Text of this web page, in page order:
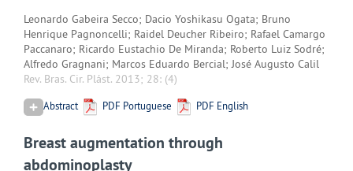
Leonardo Gabeira Secco; Dacio Yoshikasu Ogata; Bruno
Henrique Pagnoncelli; Raidel Deucher Ribeiro; Rafael Camargo
Paccanaro; Ricardo Eustachio De Miranda; Roberto Luiz Sodré;
Alfredo Gragnani; Marcos Eduardo Bercial; José Augusto Calil
Rev. Bras. Cir. Plást. 2013; 28: (4)
Abstract PDF Portuguese PDF English
Breast augmentation through
abdominoplasty